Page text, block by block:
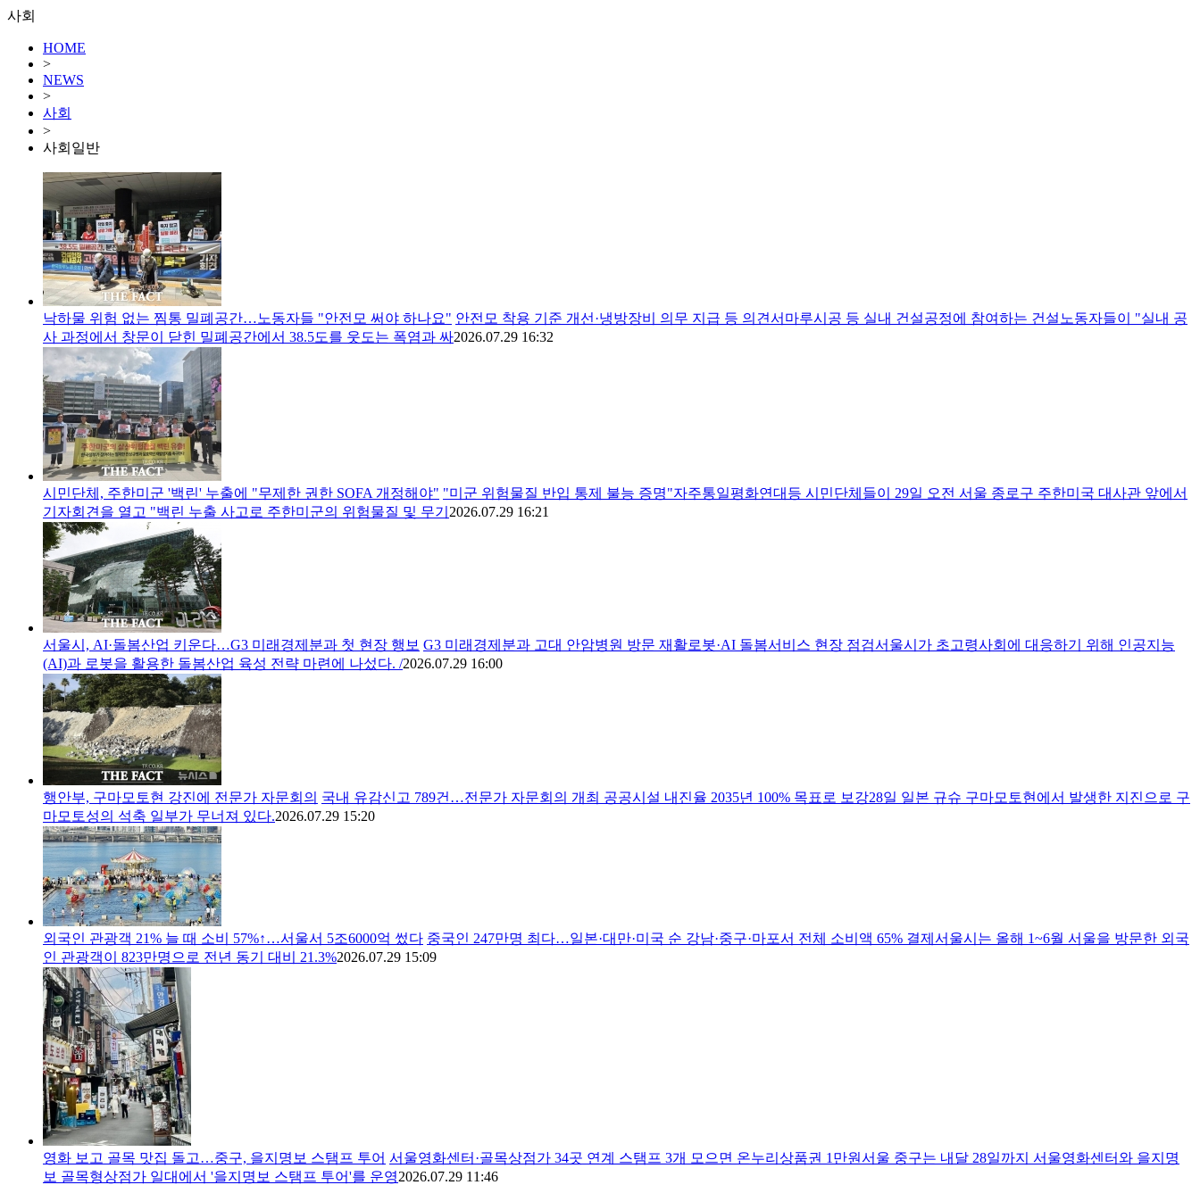
사회
HOME
>
NEWS
>
사회
>
사회일반
낙하물 위험 없는 찜통 밀폐공간…노동자들 "안전모 써야 하나요" 안전모 착용 기준 개선·냉방장비 의무 지급 등 의견서마루시공 등 실내 건설공정에 참여하는 건설노동자들이 "실내 공
사 과정에서 창문이 닫힌 밀폐공간에서 38.5도를 웃도는 폭염과 싸2026.07.29 16:32
시민단체, 주한미군 '백린' 누출에 "무제한 권한 SOFA 개정해야" "미군 위험물질 반입 통제 불능 증명"자주통일평화연대등 시민단체들이 29일 오전 서울 종로구 주한미국 대사관 앞에서
기자회견을 열고 "백린 누출 사고로 주한미군의 위험물질 및 무기 2026.07.29 16:21
서울시, AI·돌봄산업 키운다…G3 미래경제분과 첫 현장 행보 G3 미래경제분과 고대 안암병원 방문 재활로봇·AI 돌봄서비스 현장 점검서울시가 초고령사회에 대응하기 위해 인공지능
(AI)과 로봇을 활용한 돌봄산업 육성 전략 마련에 나섰다. /2026.07.29 16:00
행안부, 구마모토현 강진에 전문가 자문회의 국내 유감신고 789건…전문가 자문회의 개최 공공시설 내진율 2035년 100% 목표로 보강28일 일본 규슈 구마모토현에서 발생한 지진으로 구
마모토성의 석축 일부가 무너져 있다.2026.07.29 15:20
외국인 관광객 21% 늘 때 소비 57%↑…서울서 5조6000억 썼다 중국인 247만명 최다…일본·대만·미국 순 강남·중구·마포서 전체 소비액 65% 결제서울시는 올해 1~6월 서울을 방문한 외국
인 관광객이 823만명으로 전년 동기 대비 21.3%2026.07.29 15:09
영화 보고 골목 맛집 돌고…중구, 을지명보 스탬프 투어 서울영화센터·골목상점가 34곳 연계 스탬프 3개 모으면 온누리상품권 1만원서울 중구는 내달 28일까지 서울영화센터와 을지명
보 골목형상점가 일대에서 '을지명보 스탬프 투어'를 운영2026.07.29 11:46